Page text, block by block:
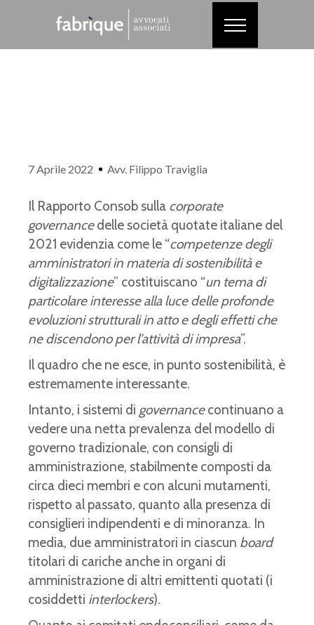
7 Aprile 2022 Avv. Filippo Traviglia
Il Rapporto Consob sulla corporate
governancedelle società quotate italiane del
2021 evidenzia come le “competenze degli
amministratori in materia di sostenibilità e
digitalizzazione” costituiscano “un tema di
particolare interesse alla luce delle profonde
evoluzioni strutturali in atto e degli effetti che
ne discendono per l’attività di impresa”.
Il quadro che ne esce, in punto sostenibilità, è
estremamente interessante.
Intanto, i sistemi di governancecontinuano a
vedere una netta prevalenza del modello di
governo tradizionale, con consigli di
amministrazione, stabilmente composti da
circa dieci membri e con alcuni mutamenti,
rispetto al passato, quanto alla presenza di
consiglieri indipendenti e di minoranza. In
media, due amministratori in ciascun board
titolari di cariche anche in organi di
amministrazione di altri emittenti quotati (i
cosiddetti interlockers).